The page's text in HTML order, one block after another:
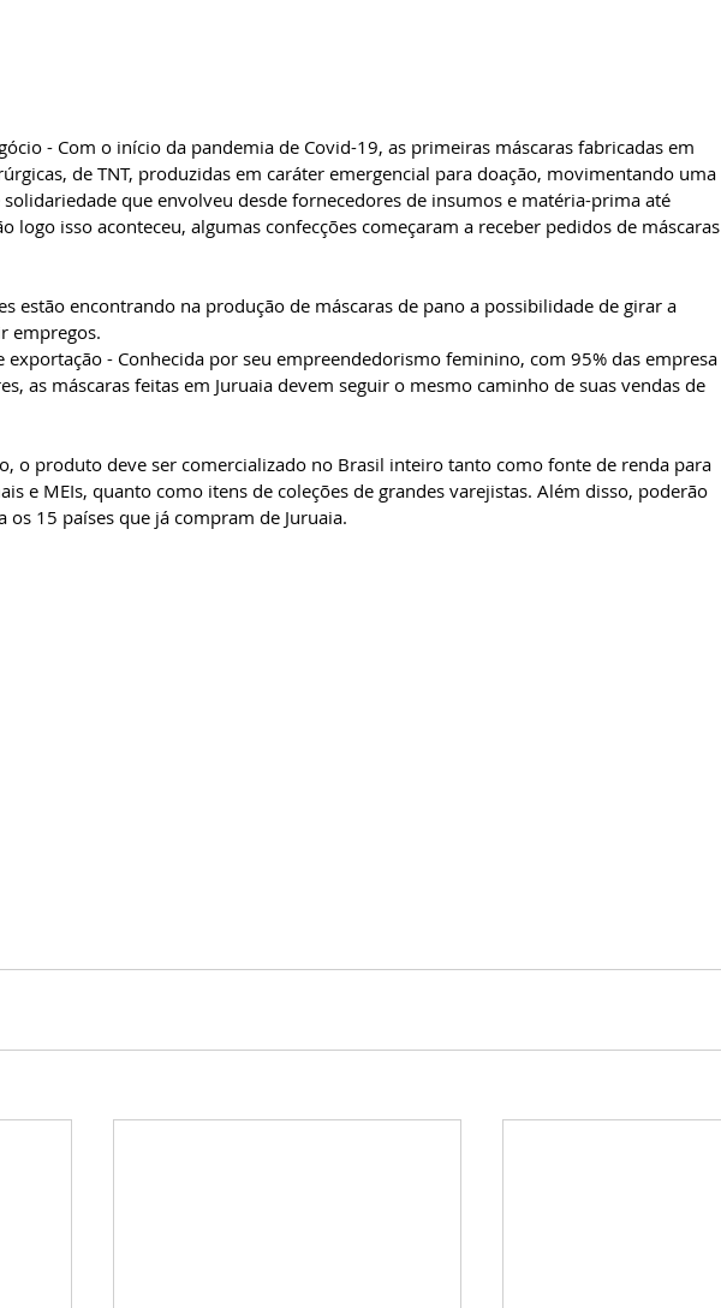
- Com o início da pandemia de Covid-19, as primeiras máscaras fabricadas em
de TNT, produzidas em caráter emergencial para doação, movimentando uma
que envolveu desde fornecedores de insumos e matéria-prima até
logo isso aconteceu, algumas confecções começaram a receber pedidos de máscaras
estão encontrando na produção de máscaras de pano a possibilidade de girar a
empregos.
exportação - Conhecida por seu empreendedorismo feminino, com 95% das empresa
as máscaras feitas em Juruaia devem seguir o mesmo caminho de suas vendas de
o produto deve ser comercializado no Brasil inteiro tanto como fonte de renda para
e MEIs, quanto como itens de coleções de grandes varejistas. Além disso, poderão
os 15 países que já compram de Juruaia.